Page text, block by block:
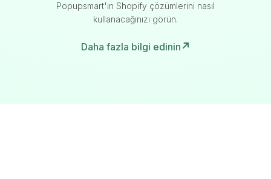
Popupsmart'ın Shopify çözümlerini nasıl
kullanacağınızı görün.
Daha fazla bilgi edinin